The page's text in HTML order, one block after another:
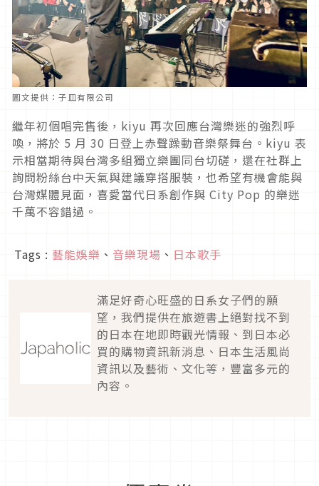
圖文提供：子皿有限公司
繼年初個唱完售後，kiyu 再次回應台灣樂迷的強烈呼
喚，將於 5 月 30 日登上赤聲躁動音樂祭舞台。kiyu 表
示相當期待與台灣多組獨立樂團同台切磋，還在社群上
詢問粉絲台中天氣與建議穿搭服裝，也希望有機會能與
台灣媒體見面，喜愛當代日系創作與 City Pop 的樂迷
千萬不容錯過。
Tags : 藝能娛樂 、 音樂現場 、 日本歌手
滿足好奇心旺盛的日系女子們的願
望，我們提供在旅遊書上絕對找不到
的日本在地即時觀光情報、到日本必
買的購物資訊新消息、日本生活風尚
資訊以及藝術、文化等，豐富多元的
內容。